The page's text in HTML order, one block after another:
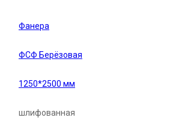
Фанера
ФСФ Берёзовая
1250*2500 мм
шлифованная